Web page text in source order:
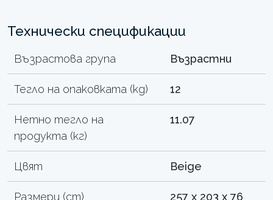
Технически спецификации
Възрастова група Възрастни
Тегло на опаковката (kg) 12
Нетно тегло на
продукта (кг)
11.07
Цвят Beige
Размери (cm) 257 x 203 x 76